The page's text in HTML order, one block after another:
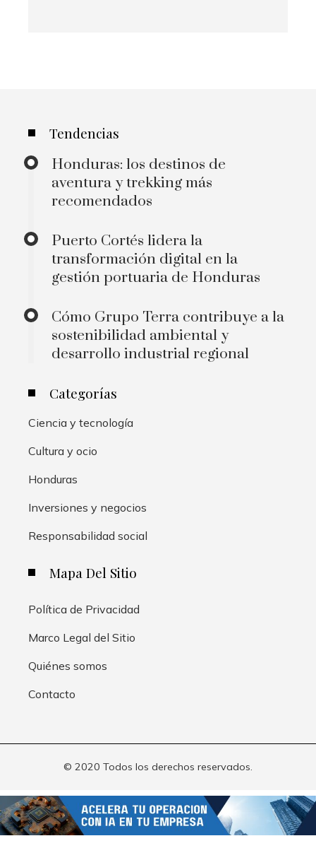
Tendencias
Honduras: los destinos de
aventura y trekking más
recomendados
Puerto Cortés lidera la
transformación digital en la
gestión portuaria de Honduras
Cómo Grupo Terra contribuye a la
sostenibilidad ambiental y
desarrollo industrial regional
Categorías
Ciencia y tecnología
Cultura y ocio
Honduras
Inversiones y negocios
Responsabilidad social
Mapa Del Sitio
Política de Privacidad
Marco Legal del Sitio
Quiénes somos
Contacto
© 2020 Todos los derechos reservados.